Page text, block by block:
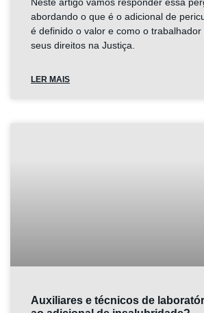
abordando o que é o adicional de
é definido o valor e como o
seus direitos na Justiça.
LER MAIS
Auxiliares e técnicos de